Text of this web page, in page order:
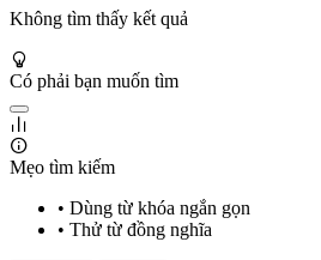
Không tìm thấy kết quả
Có phải bạn muốn tìm
Mẹo tìm kiếm
• Dùng từ khóa ngắn gọn
• Thử từ đồng nghĩa